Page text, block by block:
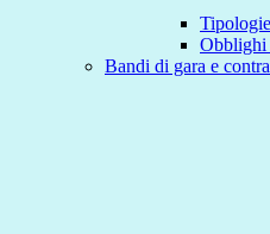
Obblighi
Bandi di gara e